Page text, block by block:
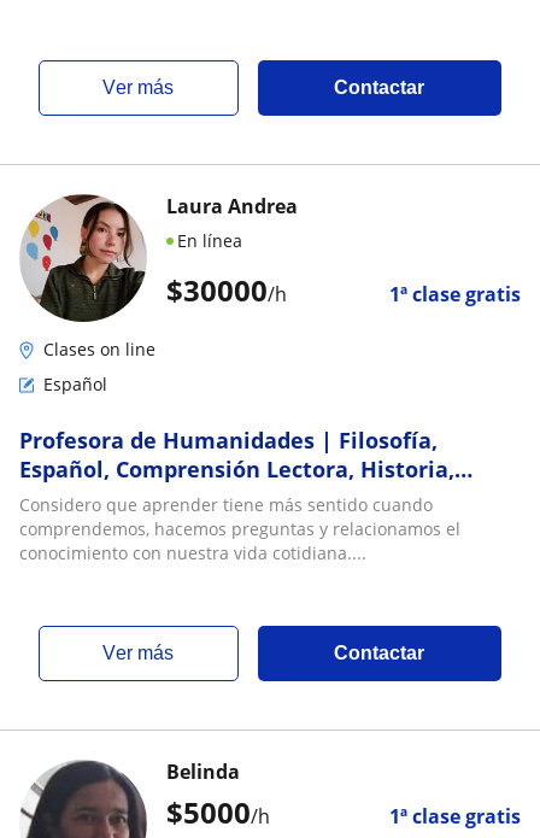
ver más Contactar
$30000/h 1ª clase gratis
Laura Andrea
En línea
Clases on line
Español
Profesora de Humanidades | Filosofía,
Español, Comprensión Lectora, Historia,
Ciencias Sociales e Inglés (A1-A2) | Todas las
edade
Considero que aprender tiene más sentido cuando
comprendemos, hacemos preguntas y relacionamos el
conocimiento con nuestra vida cotidiana....
ver más Contactar
$5000/h 1ª clase gratis
Belinda